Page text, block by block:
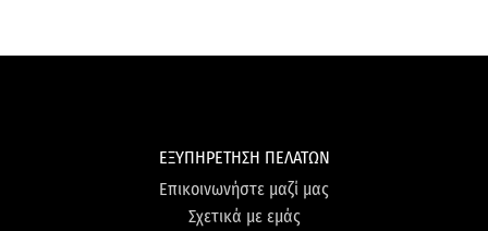
ΕΞΥΠΗΡΕΤΗΣΗ ΠΕΛΑΤΩΝ
Επικοινωνήστε μαζί μας
Σχετικά με εμάς